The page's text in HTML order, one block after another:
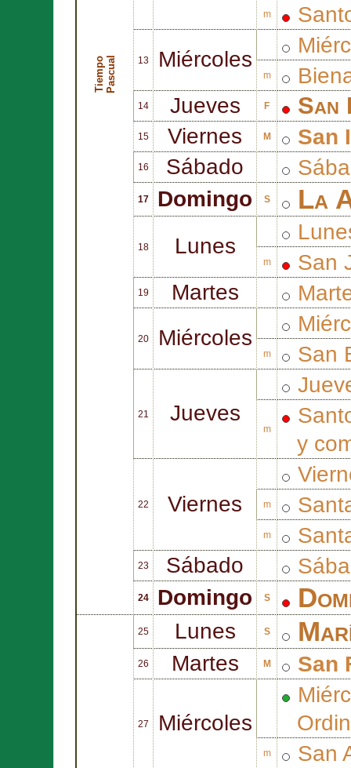
T
i
e
m
p
o
P
a
s
c
u
al
m
13 Miércoles
m
14 Jueves F San
15 Viernes M San
16 Sábado
17 Domingo S La
18 Lunes
m San
19 Martes
20 Miércoles
m San
21 Jueves
m
y
22 Viernes m
m
23 Sábado
24 Domingo S
25 Lunes S
26 Martes M San
27 Miércoles
m San